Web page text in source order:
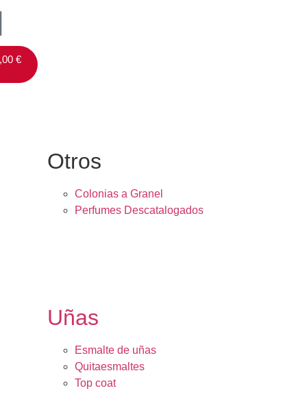
€
Otros
Colonias a Granel
Perfumes Descatalogados
Uñas
Esmalte de uñas
Quitaesmaltes
Top coat